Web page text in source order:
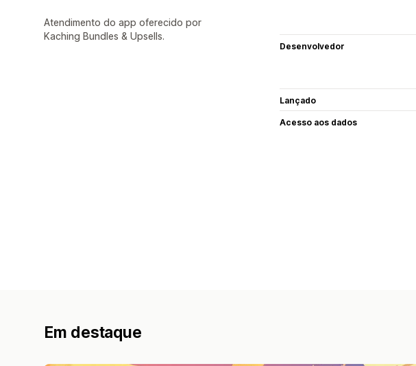
Atendimento do app oferecido por
Kaching Bundles & Upsells.
Desenvolvedor
Lançado
Acesso aos dados
Em destaque